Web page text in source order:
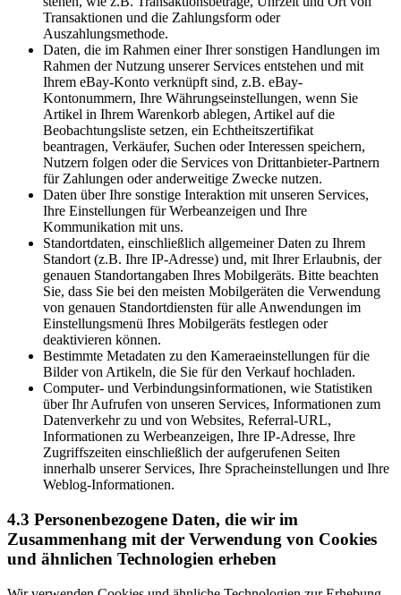
Transaktionen und die Zahlungsform oder
Auszahlungsmethode.
Daten, die im Rahmen einer Ihrer sonstigen Handlungen im
Rahmen der Nutzung unserer Services entstehen und mit
Ihrem eBay-Konto verknüpft sind, z.B. eBay-
Kontonummern, Ihre Währungseinstellungen, wenn Sie
Artikel in Ihrem Warenkorb ablegen, Artikel auf die
Beobachtungsliste setzen, ein Echtheitszertifikat
beantragen, Verkäufer, Suchen oder Interessen speichern,
Nutzern folgen oder die Services von Drittanbieter-Partnern
für Zahlungen oder anderweitige Zwecke nutzen.
Daten über Ihre sonstige Interaktion mit unseren Services,
Ihre Einstellungen für Werbeanzeigen und Ihre
Kommunikation mit uns.
Standortdaten, einschließlich allgemeiner Daten zu Ihrem
Standort (z.B. Ihre IP-Adresse) und, mit Ihrer Erlaubnis, der
genauen Standortangaben Ihres Mobilgeräts. Bitte beachten
Sie, dass Sie bei den meisten Mobilgeräten die Verwendung
von genauen Standortdiensten für alle Anwendungen im
Einstellungsmenü Ihres Mobilgeräts festlegen oder
deaktivieren können.
Bestimmte Metadaten zu den Kameraeinstellungen für die
Bilder von Artikeln, die Sie für den Verkauf hochladen.
Computer- und Verbindungsinformationen, wie Statistiken
über Ihr Aufrufen von unseren Services, Informationen zum
Datenverkehr zu und von Websites, Referral-URL,
Informationen zu Werbeanzeigen, Ihre IP-Adresse, Ihre
Zugriffszeiten einschließlich der aufgerufenen Seiten
innerhalb unserer Services, Ihre Spracheinstellungen und Ihre
Weblog-Informationen.
4.3 Personenbezogene Daten, die wir im
Zusammenhang mit der Verwendung von Cookies
und ähnlichen Technologien erheben